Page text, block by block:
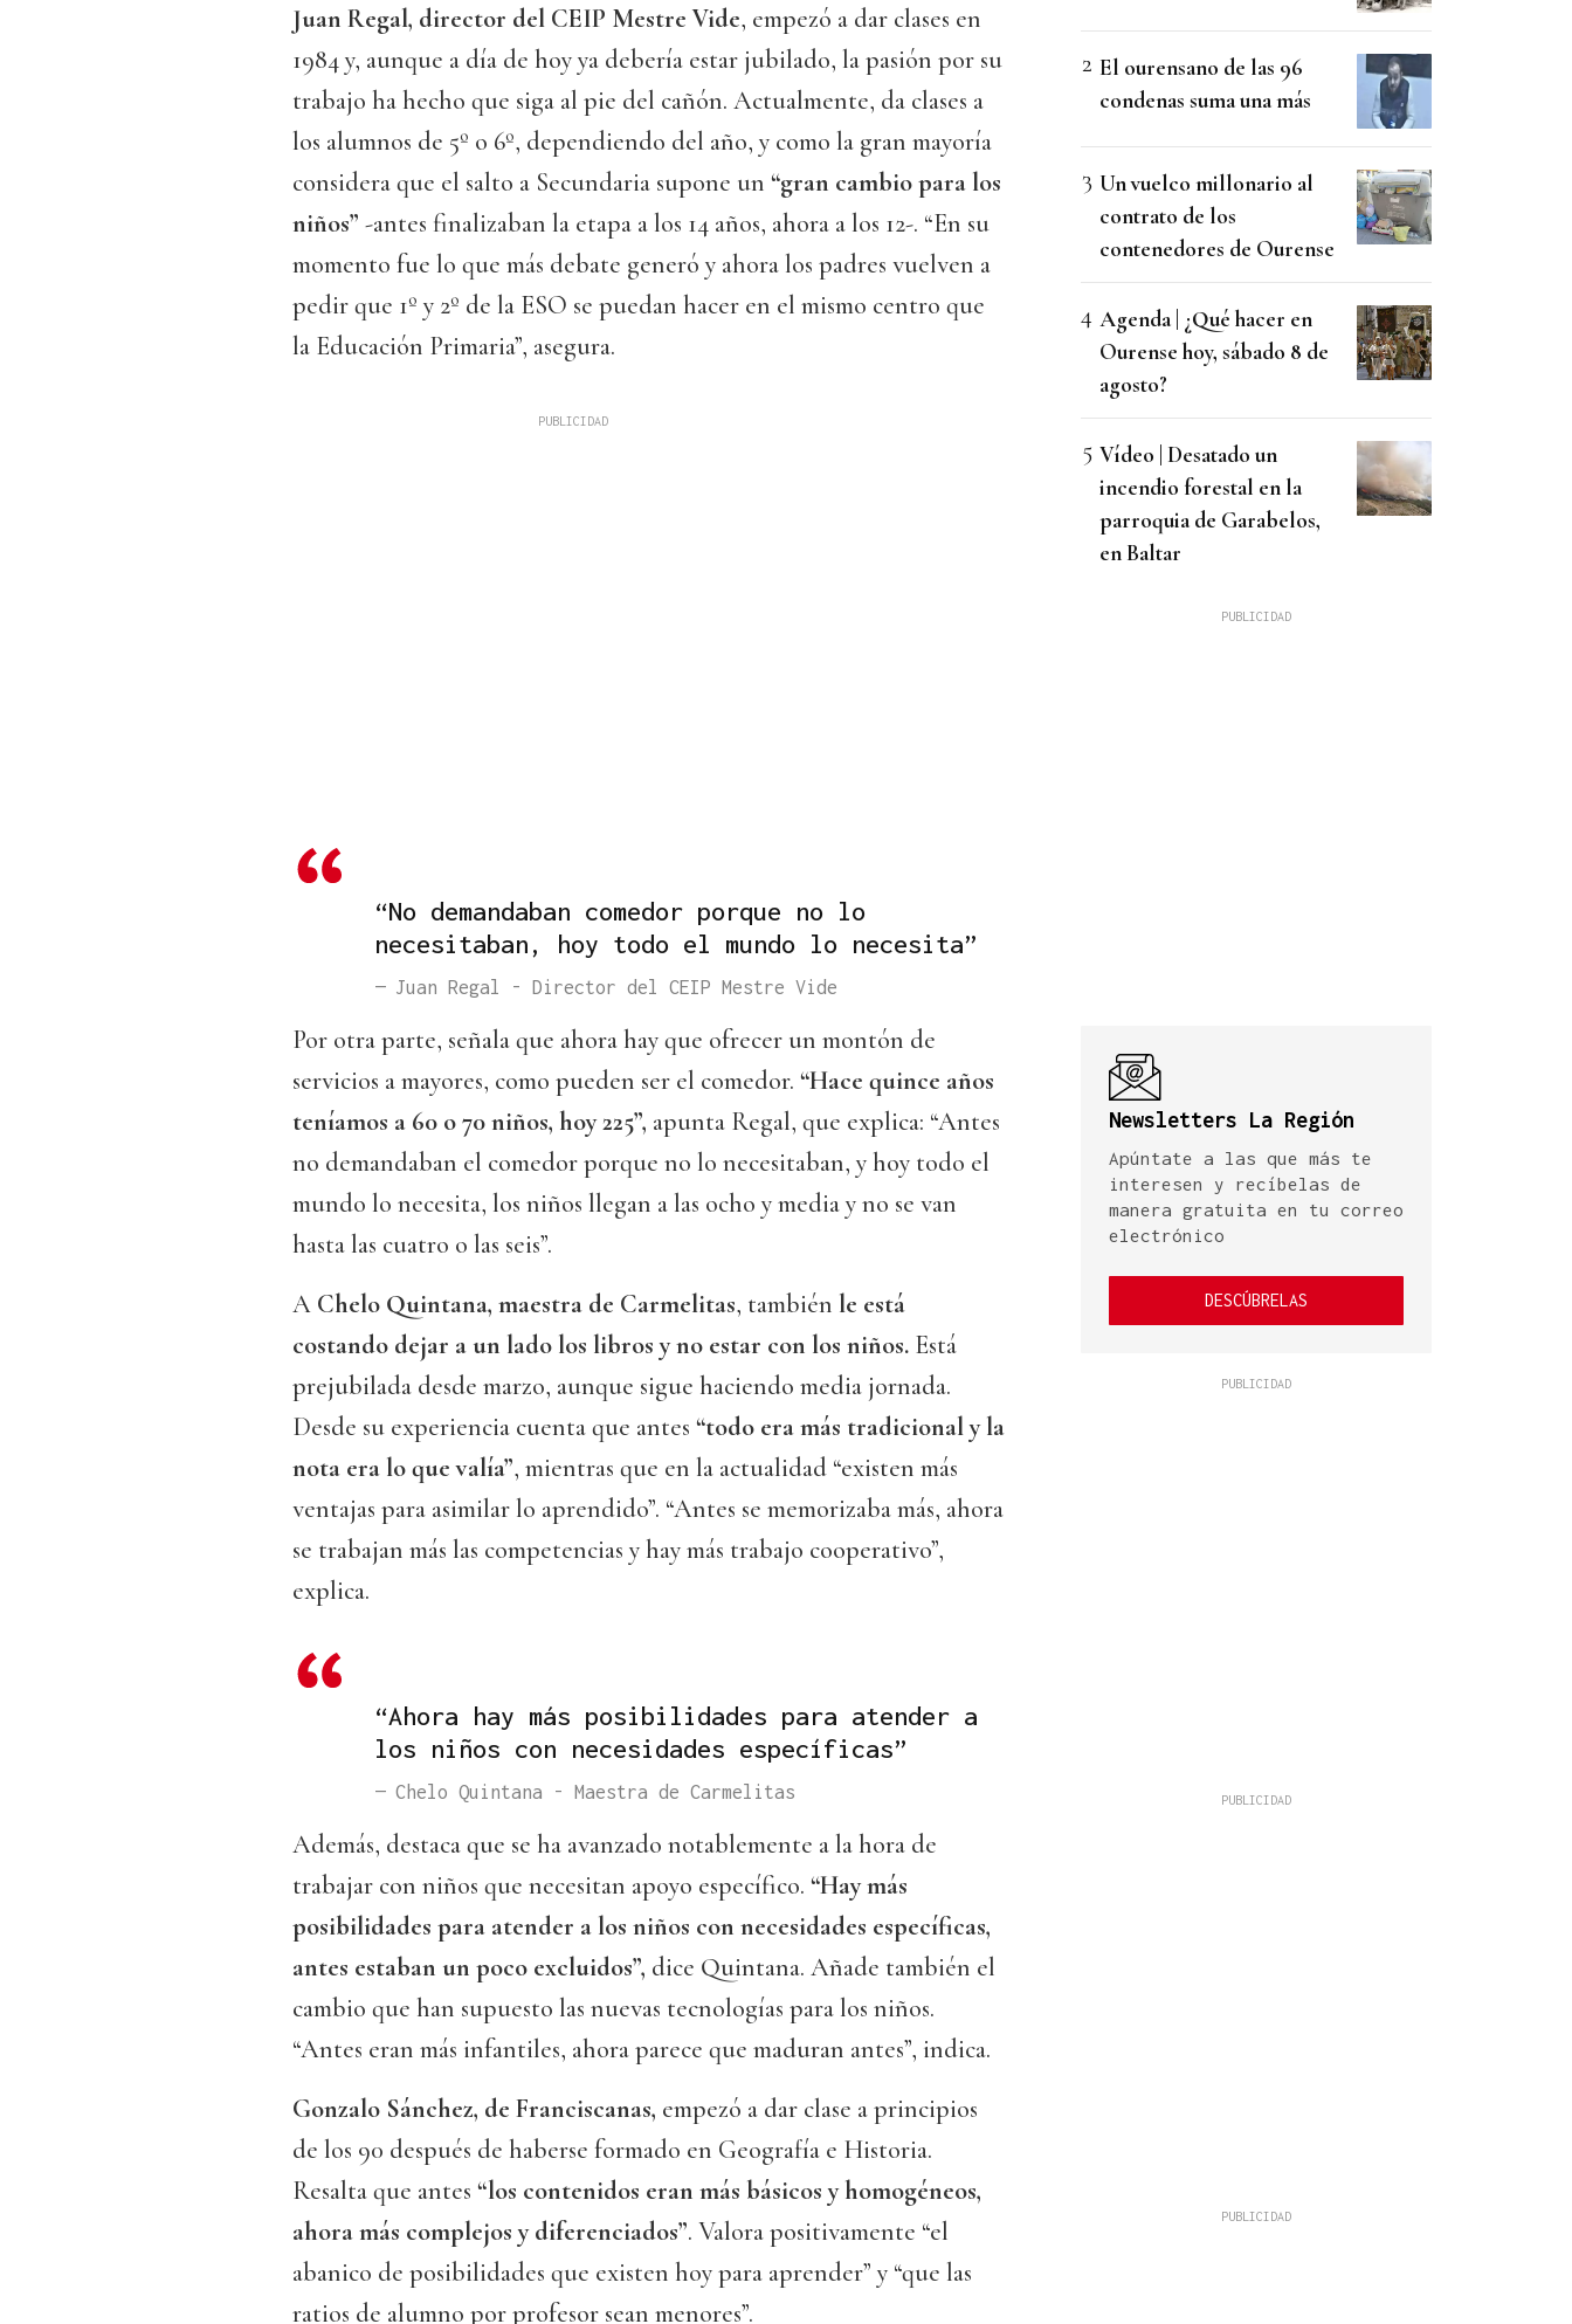
Juan Regal, director del CEIP Mestre Vide, empezó a dar clases en
1984 y, aunque a día de hoy ya debería estar jubilado, la pasión por su
trabajo ha hecho que siga al pie del cañón. Actualmente, da clases a
los alumnos de 5º o 6º, dependiendo del año, y como la gran mayoría
considera que el salto a Secundaria supone un “gran cambio para los
niños” -antes finalizaban la etapa a los 14 años, ahora a los 12-. “En su
momento fue lo que más debate generó y ahora los padres vuelven a
pedir que 1º y 2º de la ESO se puedan hacer en el mismo centro que
la Educación Primaria”, asegura.
“No demandaban comedor porque no lo
necesitaban, hoy todo el mundo lo necesita”
— Juan Regal - Director del CEIP Mestre Vide
Por otra parte, señala que ahora hay que ofrecer un montón de
servicios a mayores, como pueden ser el comedor. “Hace quince años
teníamos a 60 o 70 niños, hoy 225”, apunta Regal, que explica: “Antes
no demandaban el comedor porque no lo necesitaban, y hoy todo el
mundo lo necesita, los niños llegan a las ocho y media y no se van
hasta las cuatro o las seis”.
A Chelo Quintana, maestra de Carmelitas, también le está
costando dejar a un lado los libros y no estar con los niños. Está
prejubilada desde marzo, aunque sigue haciendo media jornada.
Desde su experiencia cuenta que antes “todo era más tradicional y la
nota era lo que valía”, mientras que en la actualidad “existen más
ventajas para asimilar lo aprendido”. “Antes se memorizaba más, ahora
se trabajan más las competencias y hay más trabajo cooperativo”,
explica.
“Ahora hay más posibilidades para atender a
los niños con necesidades específicas”
— Chelo Quintana - Maestra de Carmelitas
Además, destaca que se ha avanzado notablemente a la hora de
trabajar con niños que necesitan apoyo específico. “Hay más
posibilidades para atender a los niños con necesidades específicas,
antes estaban un poco excluidos”, dice Quintana. Añade también el
cambio que han supuesto las nuevas tecnologías para los niños.
“Antes eran más infantiles, ahora parece que maduran antes”, indica.
Gonzalo Sánchez, de Franciscanas, empezó a dar clase a principios
de los 90 después de haberse formado en Geografía e Historia.
Resalta que antes “los contenidos eran más básicos y homogéneos,
ahora más complejos y diferenciados”. Valora positivamente “el
abanico de posibilidades que existen hoy para aprender” y “que las
ratios de alumno por profesor sean menores”.
El ourensano de las 96
condenas suma una más
Un vuelco millonario al
contrato de los
contenedores de Ourense
Agenda | ¿Qué hacer en
Ourense hoy, sábado 8 de
agosto?
Vídeo | Desatado un
incendio forestal en la
parroquia de Garabelos,
en Baltar
Newsletters La Región
Apúntate a las que más te
interesen y recíbelas de
manera gratuita en tu correo
electrónico
DESCÚBRELAS